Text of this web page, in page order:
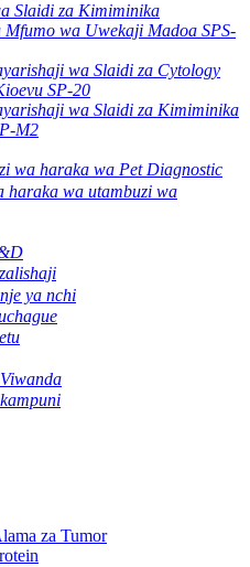
Slaidi za Kimiminika
wa Uwekaji Madoa SPS-
wa Slaidi za Cytology
SP-20
wa Slaidi za Kimiminika
M2
wa haraka wa Pet Diagnostic
haraka wa utambuzi wa
ya nchi
za Tumor